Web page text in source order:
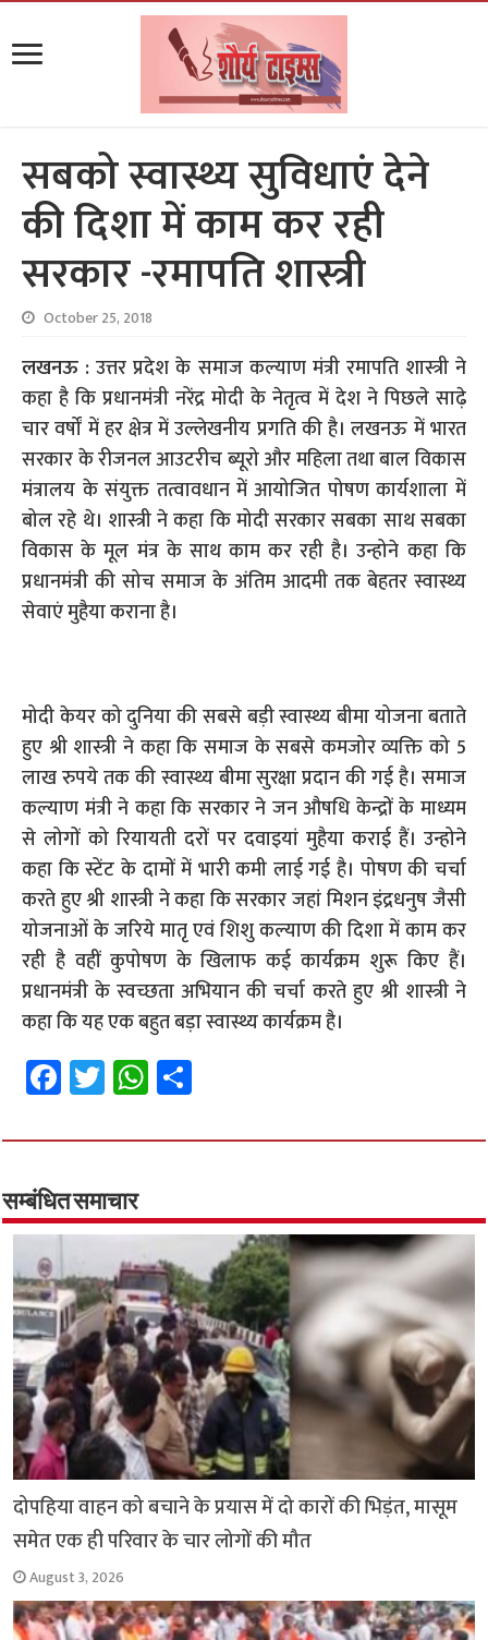
सबको स्वास्थ्य सुविधाएं देने
की दिशा में काम कर रही
सरकार -रमापति शास्त्री
October 25, 2018
लखनऊ : उत्तर प्रदेश के समाज कल्याण मंत्री रमापति शास्त्री ने
कहा है कि प्रधानमंत्री नरेंद्र मोदी के नेतृत्व में देश ने पिछले साढ़े
चार वर्षों में हर क्षेत्र में उल्लेखनीय प्रगति की है। लखनऊ में भारत
सरकार के रीजनल आउटरीच ब्यूरो और महिला तथा बाल विकास
मंत्रालय के संयुक्त तत्वावधान में आयोजित पोषण कार्यशाला में
बोल रहे थे। शास्त्री ने कहा कि मोदी सरकार सबका साथ सबका
विकास के मूल मंत्र के साथ काम कर रही है। उन्होने कहा कि
प्रधानमंत्री की सोच समाज के अंतिम आदमी तक बेहतर स्वास्थ्य
सेवाएं मुहैया कराना है।
मोदी केयर को दुनिया की सबसे बड़ी स्वास्थ्य बीमा योजना बताते
हुए श्री शास्त्री ने कहा कि समाज के सबसे कमजोर व्यक्ति को 5
लाख रुपये तक की स्वास्थ्य बीमा सुरक्षा प्रदान की गई है। समाज
कल्याण मंत्री ने कहा कि सरकार ने जन औषधि केन्द्रों के माध्यम
से लोगों को रियायती दरों पर दवाइयां मुहैया कराई हैं। उन्होने
कहा कि स्टेंट के दामों में भारी कमी लाई गई है। पोषण की चर्चा
करते हुए श्री शास्त्री ने कहा कि सरकार जहां मिशन इंद्रधनुष जैसी
योजनाओं के जरिये मातृ एवं शिशु कल्याण की दिशा में काम कर
रही है वहीं कुपोषण के खिलाफ कई कार्यक्रम शुरू किए हैं।
प्रधानमंत्री के स्वच्छता अभियान की चर्चा करते हुए श्री शास्त्री ने
कहा कि यह एक बहुत बड़ा स्वास्थ्य कार्यक्रम है।
Fa
ce
b
o
o
k
T
wi
tt
er
W
h
at
p
p
ar
सम्बंधित समाचार
दोपहिया वाहन को बचाने के प्रयास में दो कारों की भिड़ंत, मासूम
समेत एक ही परिवार के चार लोगों की मौत
August 3, 2026